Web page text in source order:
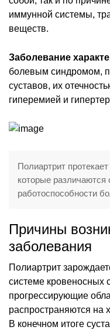
иммунной системы,
веществ.
Заболевание
болевым синдромом,
суставов, их
гиперемией и
Полиартрит
которые различаются
работоспособности
Причины
заболевания
Полиартрит
системе кровеносных
прогрессирующие
распространяются на
В конечном итоге